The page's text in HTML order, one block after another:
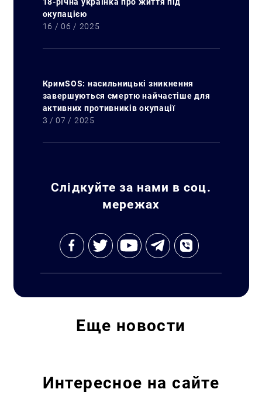
окупацією
16 / 06 / 2025
КримSOS: насильницькі зникнення
завершуються смертю найчастіше для
активних противників окупації
3 / 07 / 2025
Слідкуйте за нами в соц.
мережах
Еще новости
Интересное на сайте